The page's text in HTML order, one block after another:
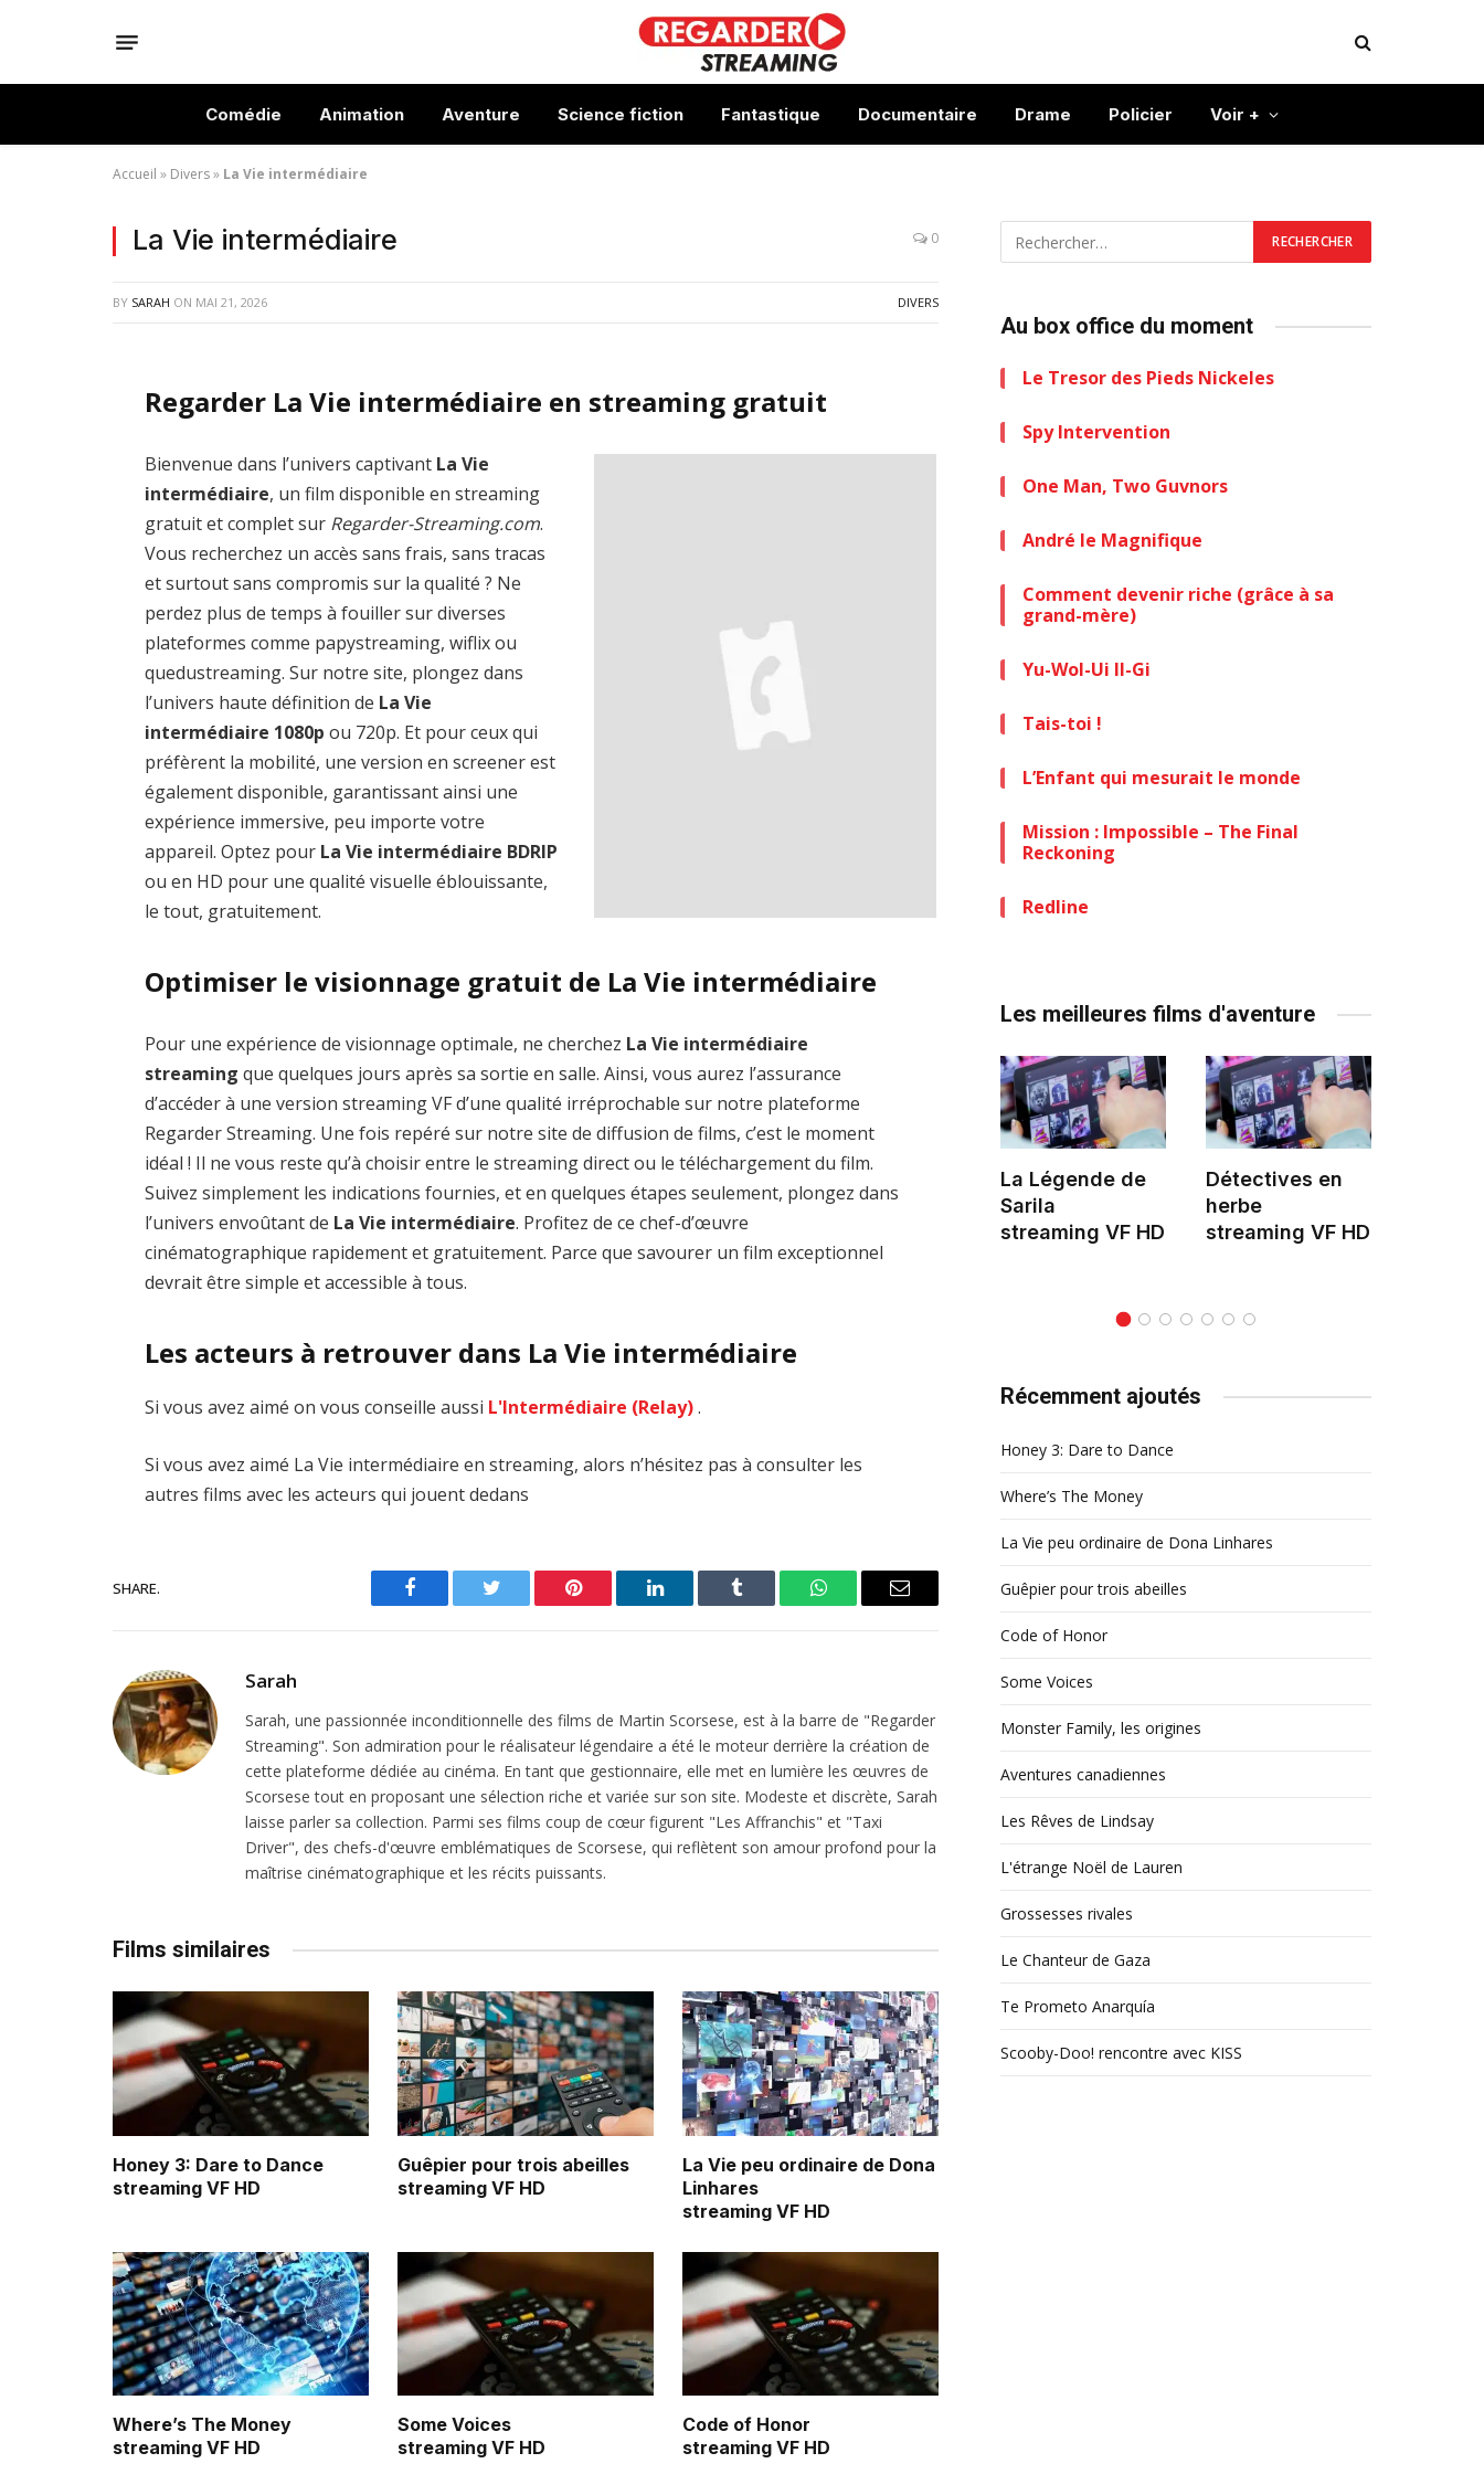
Comédie Animation Aventure Science fiction Fantastique Documentaire Drame Policier Voir +
Accueil » Divers» La Vie intermédiaire
La Vie intermédiaire 0
BY SARAH ON MAI 21, 2026 DIVERS
Regarder La Vie intermédiaire en streaming gratuit
Bienvenue dans l’univers captivant La Vie
intermédiaire, un film disponible en streaming
gratuit et complet sur Regarder-Streaming.com.
Vous recherchez un accès sans frais, sans tracas
et surtout sans compromis sur la qualité ? Ne
perdez plus de temps à fouiller sur diverses
plateformes comme papystreaming, wiflix ou
quedustreaming. Sur notre site, plongez dans
l’univers haute définition de La Vie
intermédiaire 1080p ou 720p. Et pour ceux qui
préfèrent la mobilité, une version en screener est
également disponible, garantissant ainsi une
expérience immersive, peu importe votre
appareil. Optez pour La Vie intermédiaire BDRIP
ou en HD pour une qualité visuelle éblouissante,
le tout, gratuitement.
Optimiser le visionnage gratuit de La Vie intermédiaire
Pour une expérience de visionnage optimale, ne cherchez La Vie intermédiaire
streaming que quelques jours après sa sortie en salle. Ainsi, vous aurez l’assurance
d’accéder à une version streaming VF d’une qualité irréprochable sur notre plateforme
Regarder Streaming. Une fois repéré sur notre site de diffusion de films, c’est le moment
idéal ! Il ne vous reste qu’à choisir entre le streaming direct ou le téléchargement du film.
Suivez simplement les indications fournies, et en quelques étapes seulement, plongez dans
l’univers envoûtant de La Vie intermédiaire. Profitez de ce chef-d’œuvre
cinématographique rapidement et gratuitement. Parce que savourer un film exceptionnel
devrait être simple et accessible à tous.
Les acteurs à retrouver dans La Vie intermédiaire
Si vous avez aimé on vous conseille aussi L'Intermédiaire (Relay).
Si vous avez aimé La Vie intermédiaire en streaming, alors n’hésitez pas à consulter les
autres films avec les acteurs qui jouent dedans
SHARE.
Facebook Twitter Pinterest LinkedIn Tumblr WhatsAppEmail
Sarah
Sarah, une passionnée inconditionnelle des films de Martin Scorsese, est à la barre de "Regarder
Streaming". Son admiration pour le réalisateur légendaire a été le moteur derrière la création de
cette plateforme dédiée au cinéma. En tant que gestionnaire, elle met en lumière les œuvres de
Scorsese tout en proposant une sélection riche et variée sur son site. Modeste et discrète, Sarah
laisse parler sa collection. Parmi ses films coup de cœur figurent "Les Affranchis" et "Taxi
Driver", des chefs-d'œuvre emblématiques de Scorsese, qui reflètent son amour profond pour la
maîtrise cinématographique et les récits puissants.
Films similaires
Honey 3: Dare to Dance
streaming VF HD
Guêpier pour trois abeilles
streaming VF HD
La Vie peu ordinaire de Dona
Linhares
streaming VF HD
Where’s The Money
streaming VF HD
Some Voices
streaming VF HD
Code of Honor
streaming VF HD
Au box office du moment
Le Tresor des Pieds Nickeles
Spy Intervention
One Man, Two Guvnors
André le Magnifique
Comment devenir riche (grâce à sa
grand-mère)
Yu-Wol-Ui Il-Gi
Tais-toi !
L’Enfant qui mesurait le monde
Mission : Impossible – The Final
Reckoning
Redline
Les meilleures films d'aventure
the 21st Century
streaming VF HD
1000 dragons
La Légende de
Sarila
streaming VF HD
Détectives en
herbe
streaming VF HD
Récemment ajoutés
Honey 3: Dare to Dance
Where’s The Money
La Vie peu ordinaire de Dona Linhares
Guêpier pour trois abeilles
Code of Honor
Some Voices
Monster Family, les origines
Aventures canadiennes
Les Rêves de Lindsay
L'étrange Noël de Lauren
Grossesses rivales
Le Chanteur de Gaza
Te Prometo Anarquía
Scooby-Doo! rencontre avec KISS